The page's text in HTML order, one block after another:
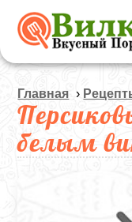
Главная ›
белым